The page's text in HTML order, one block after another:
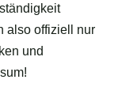
also offiziell nur
und